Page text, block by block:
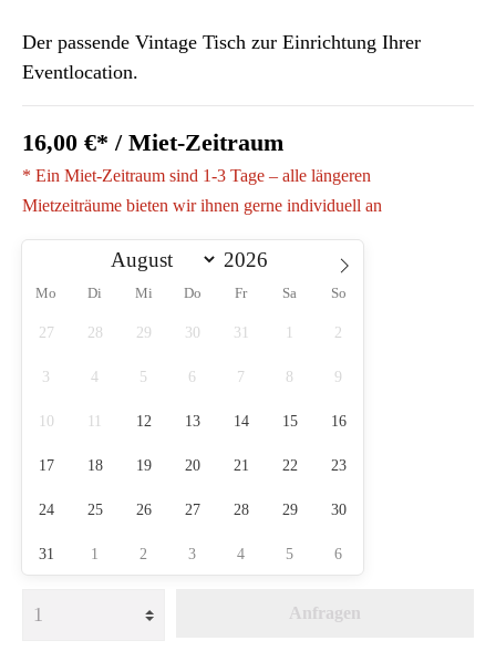
Der passende Vintage Tisch zur Einrichtung Ihrer
Eventlocation.
16,00 €* / Miet-Zeitraum
* Ein Miet-Zeitraum sind 1-3 Tage – alle längeren
Mietzeiträume bieten wir ihnen gerne individuell an
Mo Di Mi Do Fr Sa So
27 28 29 30 31 2
3 4 5 6 7 8 9
10 12 13 14 15 16
17 18 19 20 21 22 23
24 25 26 27 28 29 30
31 1 2 3 4 5 6
Anfragen